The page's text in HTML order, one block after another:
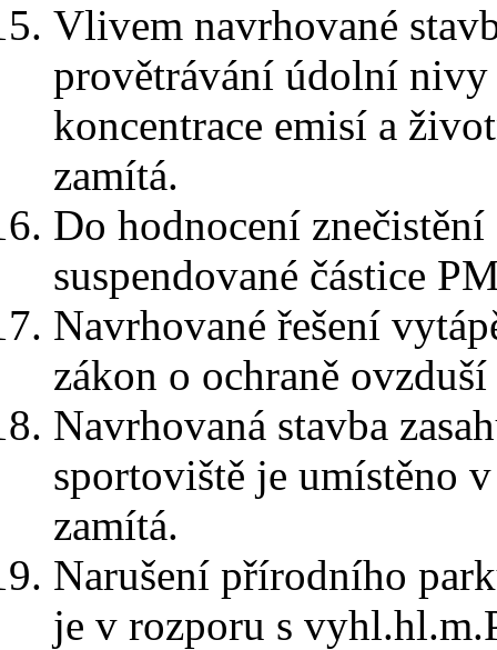
Vlivem navrhované
provětrávání údolní nivy
koncentrace emisí a
zamítá.
Do hodnocení
suspendované částice
Navrhované řešení
zákon o ochraně
Navrhovaná stavba
sportoviště je umístěno
zamítá.
Narušení přírodního
je v rozporu s